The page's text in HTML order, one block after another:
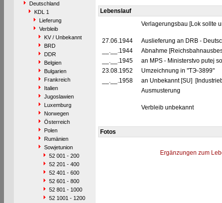
Deutschland
KDL 1
Lieferung
Verbleib
KV / Unbekannt
BRD
DDR
Belgien
Bulgarien
Frankreich
Italien
Jugoslawien
Luxemburg
Norwegen
Österreich
Polen
Rumänien
Sowjetunion
52 001 - 200
52 201 - 400
52 401 - 600
52 601 - 800
52 801 - 1000
52 1001 - 1200
Lebenslauf
Verlagerungsbau [Lok sollte
27.06.1944
Auslieferung an DRB -
__.__.1944
Abnahme
__.__.1945
an MPS - Ministerstvo putej
23.08.1952
Umzeichnung in "TЭ-3899"
__.__.1958
an Unbekannt [SU]
Ausmusterung
Verbleib unbekannt
Fotos
Ergänzungen zum